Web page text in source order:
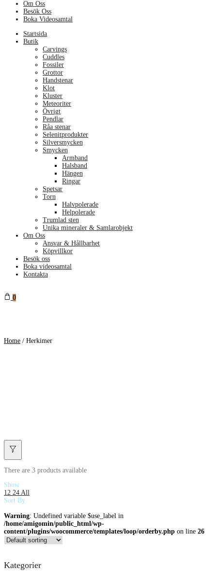
Om Oss
Besök Oss
Boka Videosamtal
Menu
Startsida
Butik
Carvings
Cuddles
Fossiler
Grottor
Handstenar
Klot
Kluster
Meteoriter
Övrigt
Pendlar
Råa stenar
Selenitprodukter
Silversmycken
Smycken
Armband
Halsband
Hängen
Ringar
Spetsar
Torn
Halvpolerade
Helpolerade
Trumlad sten
Unika mineraler & Samlarobjekt
Om Oss
Ansvar & Hållbarhet
Köpvillkor
Besök oss
Boka videosamtal
Kontakta
0
Home / Herkimer
There are 3 products available
Show
12 24 All
Sort By
Warning: Undefined variable $use_label in
/home/amigomin/public_html/wp-
content/plugins/woocommerce/templates/loop/orderby.php on line 26
Kategorier